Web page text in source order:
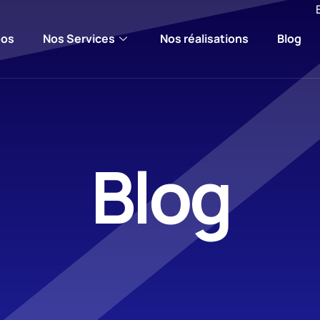
Nos Services Nos réalisations Blog
Blog